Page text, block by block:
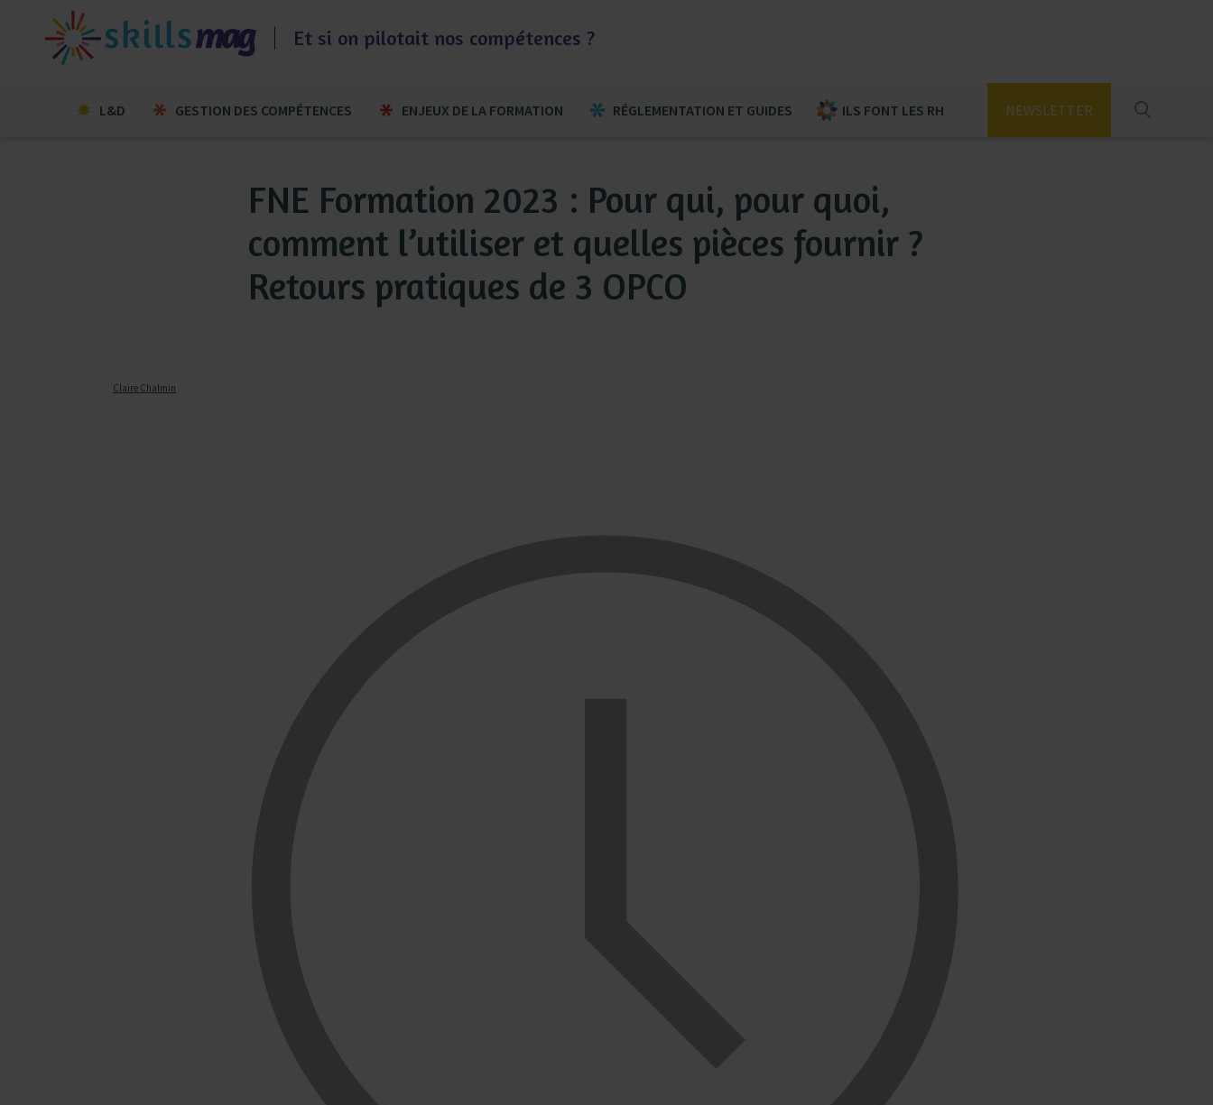
contenu
Et si on pilotait nos compétences ?
NEWSLETTER
L&D GESTION DES COMPÉTENCES ENJEUX DE LA FORMATION RÉGLEMENTATION ET GUIDES ILS FONT LES RH
FNE Formation 2023 : Pour qui, pour quoi,
comment l’utiliser et quelles pièces fournir ?
Retours pratiques de 3 OPCO
Claire Chalmin